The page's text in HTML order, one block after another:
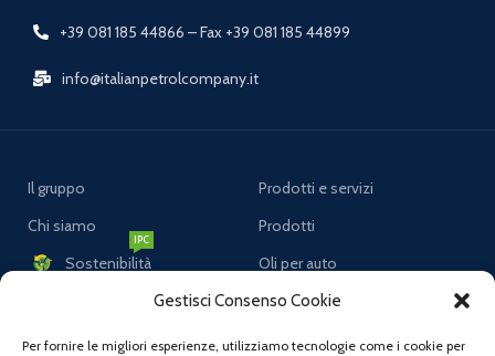
Gestisci Consenso Cookie
Per fornire le migliori esperienze, utilizziamo tecnologie come i cookie per
+39 081 185 44866 – Fax +39 081 185 44899
info@italianpetrolcompany.it
Il gruppo
Chi siamo
Sostenibilità
IPC
Ricerca e innovazione
Lavora con noi
Prodotti e servizi
Prodotti
Oli per auto
Oli per moto
Oli per veicoli commerciali